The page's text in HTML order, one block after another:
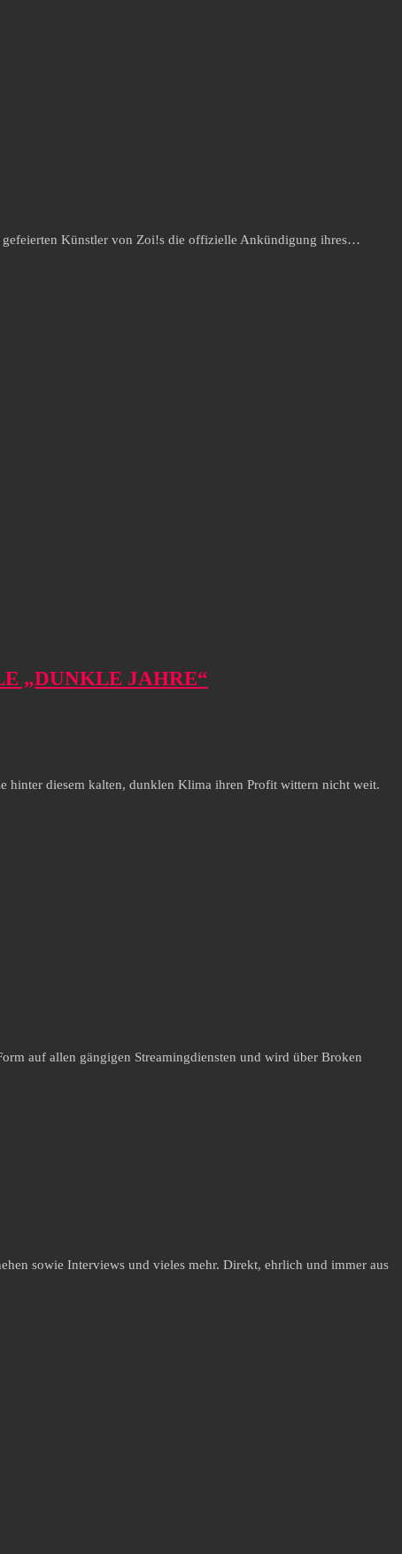
gefeierten Künstler von Zoi!s die offizielle Ankündigung ihres…
„DUNKLE JAHRE“
hinter diesem kalten, dunklen Klima ihren Profit wittern nicht weit.
auf allen gängigen Streamingdiensten und wird über Broken
sowie Interviews und vieles mehr. Direkt, ehrlich und immer aus